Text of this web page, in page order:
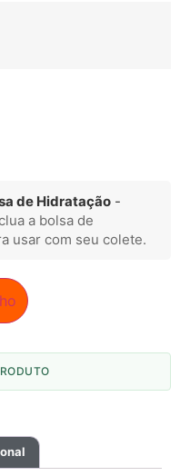
de Hidratação -
a bolsa de
usar com seu colete.